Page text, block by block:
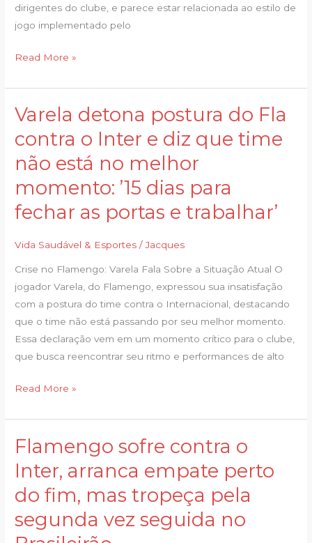
dirigentes do clube, e parece estar relacionada ao estilo de
jogo implementado pelo
Jardim;
veja
Read More »
Varela detona postura do Fla
contra o Inter e diz que time
não está no melhor
momento: ’15 dias para
fechar as portas e trabalhar’
Vida Saudável & Esportes /Jacques
Crise no Flamengo: Varela Fala Sobre a Situação Atual O
jogador Varela, do Flamengo, expressou sua insatisfação
com a postura do time contra o Internacional, destacando
que o time não está passando por seu melhor momento.
Essa declaração vem em um momento crítico para o clube,
que busca reencontrar seu ritmo e performances de alto
Varela
postura
do
contra
e
diz
que
time
não
está
no
momento:
para
as
portas
trabalhar’
Read More »
Flamengo sofre contra o
Inter, arranca empate perto
do fim, mas tropeça pela
segunda vez seguida no
Flamengo
contra
o
arranca